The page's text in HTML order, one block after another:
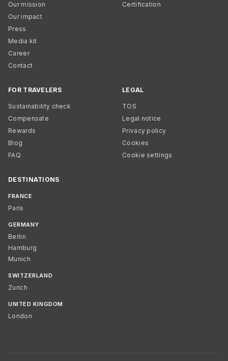
Our mission
Our impact
Press
Media kit
Career
Contact
Certification
FOR TRAVELERS
Sustainability check
Compensate
Rewards
Blog
FAQ
LEGAL
TOS
Legal notice
Privacy policy
Cookies
Cookie settings
DESTINATIONS
FRANCE
Paris
GERMANY
Berlin
Hamburg
Munich
SWITZERLAND
Zurich
UNITED KINGDOM
London